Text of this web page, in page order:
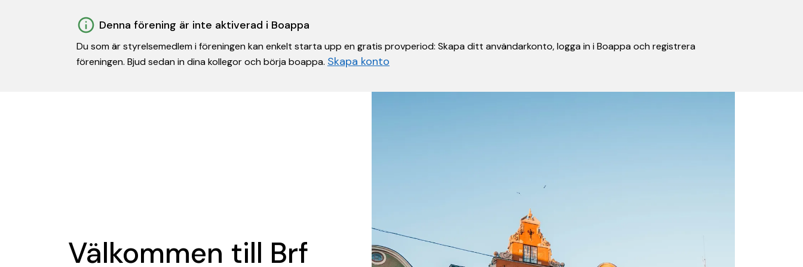
Denna förening är inte aktiverad i Boappa
Du som är styrelsemedlem i föreningen kan enkelt starta upp en gratis provperiod: Skapa ditt användarkonto, logga in i Boappa och registrera
föreningen. Bjud sedan in dina kollegor och börja boappa. Skapa konto
Välkommen till Brf